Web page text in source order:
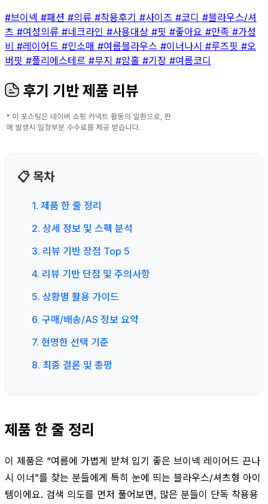
#브이넥 #패션 #의류 #착용후기 #사이즈 #코디 #블라우스/셔
츠 #여성의류 #네크라인 #사용대상 #핏 #좋아요 #만족 #가성
비 #레이어드 #민소매 #여름블라우스 #이너나시 #루즈핏 #오
버핏 #폴리에스테르 #무지 #암홀 #기장 #여름코디
후기 기반 제품 리뷰
📋 목차
1. 제품 한 줄 정리
2. 상세 정보 및 스펙 분석
3. 리뷰 기반 장점 Top 5
4. 리뷰 기반 단점 및 주의사항
5. 상황별 활용 가이드
6. 구매/배송/AS 정보 요약
7. 현명한 선택 기준
8. 최종 결론 및 총평
제품 한 줄 정리
이 제품은 “여름에 가볍게 받쳐 입기 좋은 브이넥 레이어드 끈나
시 이너”를 찾는 분들에게 특히 눈에 띄는 블라우스/셔츠형 아이
템이에요. 검색 의도를 먼저 풀어보면, 많은 분들이 단독 착용용